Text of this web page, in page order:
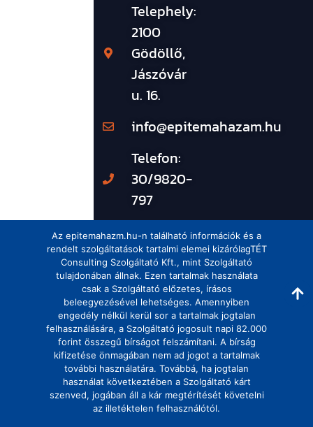
Telephely:
2100
Gödöllő,
Jászóvár
u. 16.
info@epitemahazam.hu
Telefon:
30/9820-
797
Az epitemahazm.hu-n található információk és a
rendelt szolgáltatások tartalmi elemei kizárólagTÉT
Consulting Szolgáltató Kft., mint Szolgáltató
tulajdonában állnak. Ezen tartalmak használata
csak a Szolgáltató előzetes, írásos
beleegyezésével lehetséges. Amennyiben
engedély nélkül kerül sor a tartalmak jogtalan
felhasználására, a Szolgáltató jogosult napi 82.000
forint összegű bírságot felszámítani. A bírság
kifizetése önmagában nem ad jogot a tartalmak
további használatára. Továbbá, ha jogtalan
használat következtében a Szolgáltató kárt
szenved, jogában áll a kár megtérítését követelni
az illetéktelen felhasználótól.